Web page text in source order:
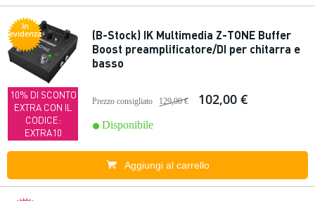
In
evidenza
10% DI SCONTO
EXTRA CON IL
CODICE:
EXTRA10
(B-Stock) IK Multimedia Z-TONE Buffer
Boost preamplificatore/DI per chitarra e
basso
Prezzo consigliato 129,00 € 102,00 €
Disponibile
Aggiungi al carrello